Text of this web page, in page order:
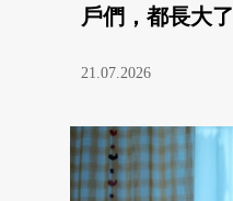
戶們，都長大了
21.07.2026